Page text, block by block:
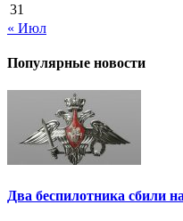
31
« Июл
Популярные новости
Два беспилотника сбили